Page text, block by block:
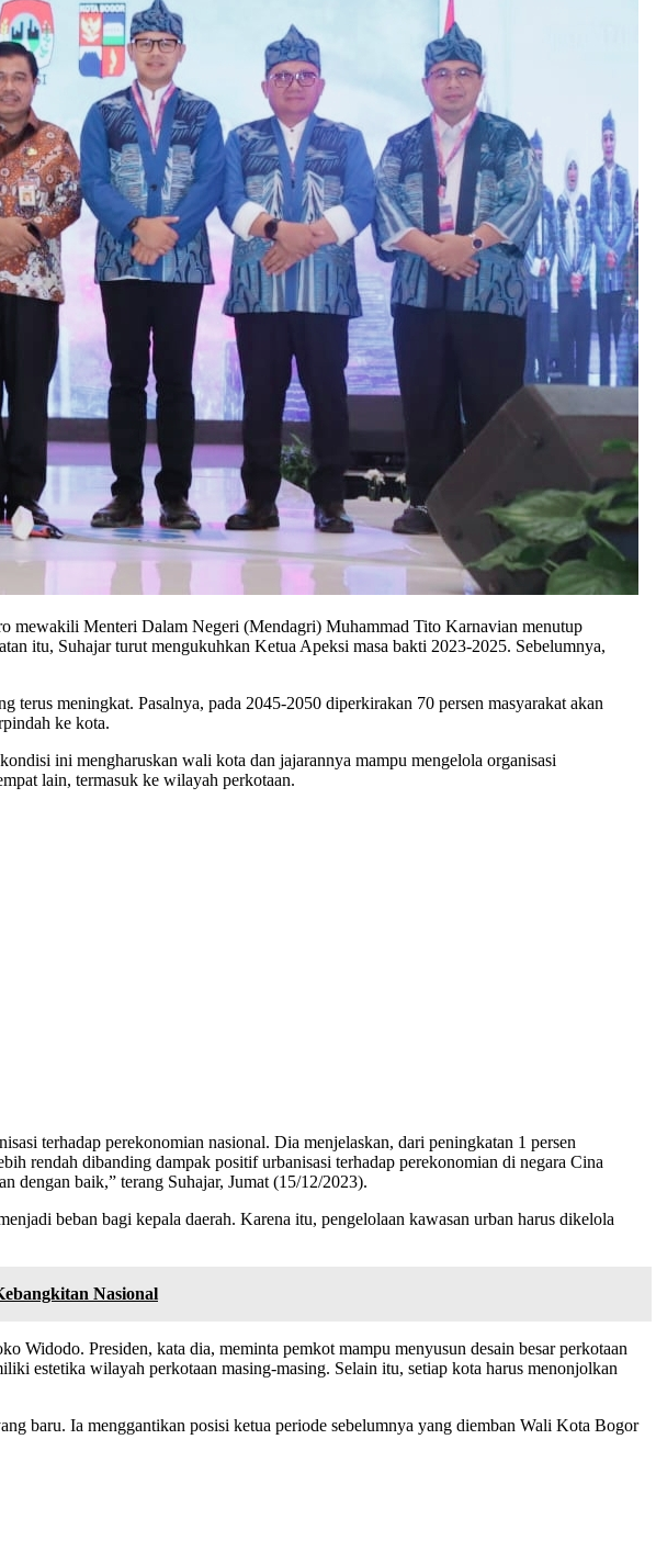
mewakili Menteri Dalam Negeri (Mendagri) Muhammad Tito Karnavian menutup
itu, Suhajar turut mengukuhkan Ketua Apeksi masa bakti 2023-2025. Sebelumnya,
meningkat. Pasalnya, pada 2045-2050 diperkirakan 70 persen masyarakat akan
ke kota.
ini mengharuskan wali kota dan jajarannya mampu mengelola organisasi
lain, termasuk ke wilayah perkotaan.
terhadap perekonomian nasional. Dia menjelaskan, dari peningkatan 1 persen
rendah dibanding dampak positif urbanisasi terhadap perekonomian di negara Cina
dengan baik,” terang Suhajar, Jumat (15/12/2023).
beban bagi kepala daerah. Karena itu, pengelolaan kawasan urban harus dikelola
Nasional
Widodo. Presiden, kata dia, meminta pemkot mampu menyusun desain besar perkotaan
estetika wilayah perkotaan masing-masing. Selain itu, setiap kota harus menonjolkan
baru. Ia menggantikan posisi ketua periode sebelumnya yang diemban Wali Kota Bogor